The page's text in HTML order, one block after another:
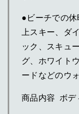
●ビーチでの
上スキー、ダ
ック、スキュ
グ、ホワイト
ードなどのウ
商品内容 ボデ